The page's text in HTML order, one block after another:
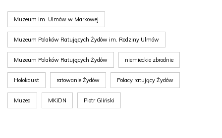
Muzeum im. Ulmów w Markowej
Muzeum Polaków Ratujących Żydów im. Rodziny Ulmów
Muzeum Polaków Ratujących Żydów niemieckie zbrodnie
Holokaust ratowanie Żydów Polacy ratujący Żydów
Muzea MKiDN Piotr Gliński